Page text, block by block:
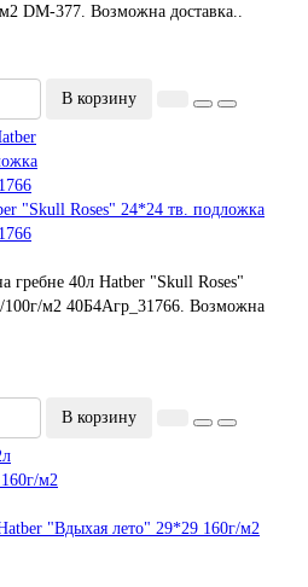
DM-377. Возможна доставка..
В корзину
"Skull Roses" 24*24 тв. подложка
гребне 40л Hatber "Skull Roses"
м2 40Б4Агр_31766. Возможна
В корзину
"Вдыхая лето" 29*29 160г/м2